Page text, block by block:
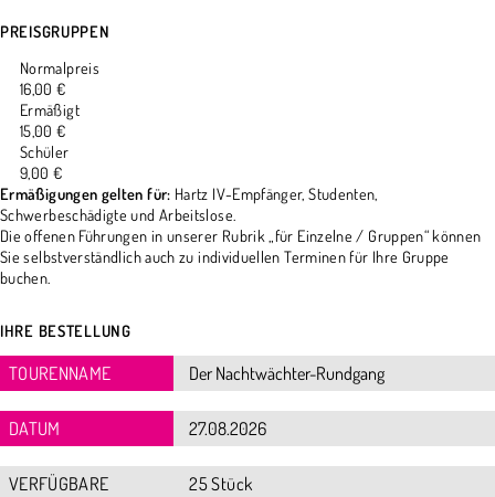
PREISGRUPPEN
Normalpreis
16,00 €
Ermäßigt
15,00 €
Schüler
9,00 €
Ermäßigungen gelten für: Hartz IV-Empfänger, Studenten,
Schwerbeschädigte und Arbeitslose.
Die offenen Führungen in unserer Rubrik „für Einzelne / Gruppen“ können
Sie selbstverständlich auch zu individuellen Terminen für Ihre Gruppe
buchen.
IHRE BESTELLUNG
TOURENNAME
DATUM
VERFÜGBARE
25 Stück